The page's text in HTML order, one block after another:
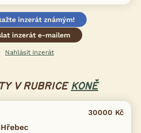
inzerát známým!
inzerát e-mailem
Nahlásit inzerát
V RUBRICE KONĚ
30000 Kč